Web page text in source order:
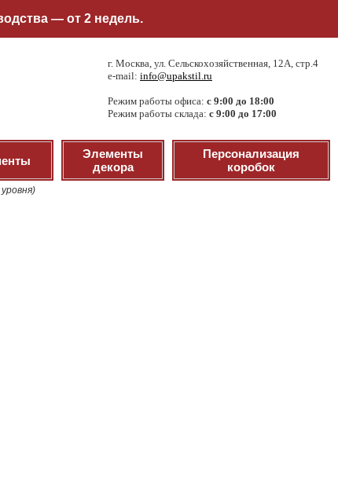
— от 2 недель.
г. Москва, ул. Сельскохозяйственная, 12А, стр.4
e-mail: info@upakstil.ru
Режим работы офиса: с 9:00 до 18:00
Режим работы склада: с 9:00 до 17:00
Элементы
декора
Персонализация
коробок